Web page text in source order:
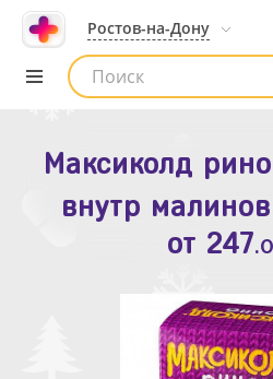
Ростов-на-Дону
Список аптек
Максиколд
внутр
от 247
Зодак таб.
от109